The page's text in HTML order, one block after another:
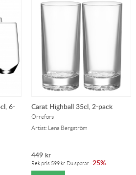
6-
Carat Highball 35cl, 2-pack
Orrefors
Artist: Lena Bergström
449 kr
Rek.pris 599 kr. Du sparar -25%.